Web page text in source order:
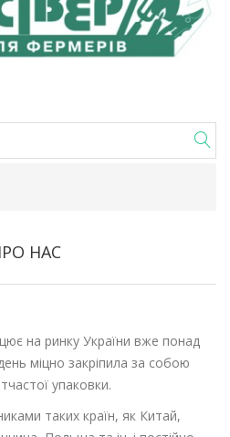
НАС
на ринку України вже понад
міцно закріпила за собою
упаковки.
таких країн, як Китай,